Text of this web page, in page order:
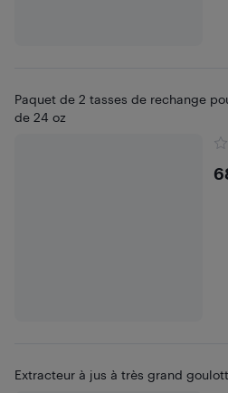
Paquet de 2 tasses de rechange
de 24 oz
Extracteur à jus à très grand